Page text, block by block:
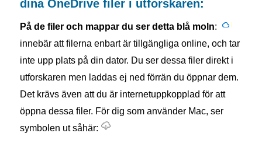
dina OneDrive filer i utforskaren:
På de filer och mappar du ser detta blå moln:
innebär att filerna enbart är tillgängliga online, och tar
inte upp plats på din dator. Du ser dessa filer direkt i
utforskaren men laddas ej ned förrän du öppnar dem.
Det krävs även att du är internetuppkopplad för att
öppna dessa filer. För dig som använder Mac, ser
symbolen ut såhär: